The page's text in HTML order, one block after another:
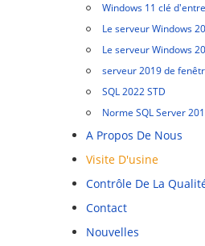
Windows 11 clé
Le serveur Windows
Le serveur Windows
serveur 2019 de
SQL 2022 STD
Norme SQL Server
A Propos De Nous
Visite D'usine
Contrôle De La
Contact
Nouvelles